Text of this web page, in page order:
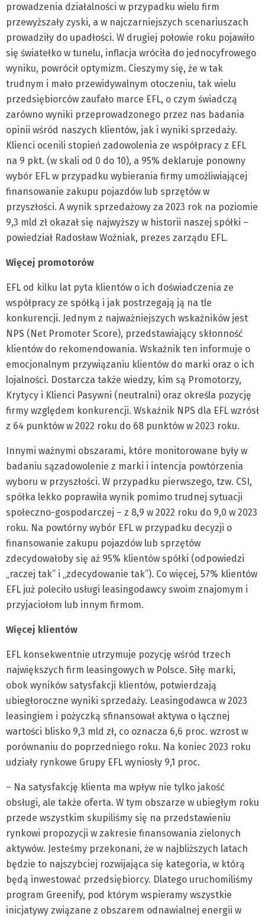
prowadzenia działalności w przypadku wielu firm
przewyższały zyski, a w najczarniejszych scenariuszach
prowadziły do upadłości. W drugiej połowie roku pojawiło
się światełko w tunelu, inflacja wróciła do jednocyfrowego
wyniku, powrócił optymizm. Cieszymy się, że w tak
trudnym i mało przewidywalnym otoczeniu, tak wielu
przedsiębiorców zaufało marce EFL, o czym świadczą
zarówno wyniki przeprowadzonego przez nas badania
opinii wśród naszych klientów, jak i wyniki sprzedaży.
Klienci ocenili stopień zadowolenia ze współpracy z EFL
na 9 pkt. (w skali od 0 do 10), a 95% deklaruje ponowny
wybór EFL w przypadku wybierania firmy umożliwiającej
finansowanie zakupu pojazdów lub sprzętów w
przyszłości. A wynik sprzedażowy za 2023 rok na poziomie
9,3 mld zł okazał się najwyższy w historii naszej spółki –
powiedział Radosław Woźniak, prezes zarządu EFL.
Więcej promotorów
EFL od kilku lat pyta klientów o ich doświadczenia ze
współpracy ze spółką i jak postrzegają ją na tle
konkurencji. Jednym z najważniejszych wskaźników jest
NPS (Net Promoter Score), przedstawiający skłonność
klientów do rekomendowania. Wskaźnik ten informuje o
emocjonalnym przywiązaniu klientów do marki oraz o ich
lojalności. Dostarcza także wiedzy, kim są Promotorzy,
Krytycy i Klienci Pasywni (neutralni) oraz określa pozycję
firmy względem konkurencji. Wskaźnik NPS dla EFL wzrósł
z 64 punktów w 2022 roku do 68 punktów w 2023 roku.
Innymi ważnymi obszarami, które monitorowane były w
badaniu sązadowolenie z marki i intencja powtórzenia
wyboru w przyszłości. W przypadku pierwszego, tzw. CSI,
spółka lekko poprawiła wynik pomimo trudnej sytuacji
społeczno-gospodarczej – z 8,9 w 2022 roku do 9,0 w 2023
roku. Na powtórny wybór EFL w przypadku decyzji o
finansowanie zakupu pojazdów lub sprzętów
zdecydowałoby się aż 95% klientów spółki (odpowiedzi
„raczej tak” i „zdecydowanie tak”). Co więcej, 57% klientów
EFL już poleciło usługi leasingodawcy swoim znajomym i
przyjaciołom lub innym firmom.
Więcej klientów
EFL konsekwentnie utrzymuje pozycję wśród trzech
największych firm leasingowych w Polsce. Siłę marki,
obok wyników satysfakcji klientów, potwierdzają
ubiegłoroczne wyniki sprzedaży. Leasingodawca w 2023
leasingiem i pożyczką sfinansował aktywa o łącznej
wartości blisko 9,3 mld zł, co oznacza 6,6 proc. wzrost w
porównaniu do poprzedniego roku. Na koniec 2023 roku
udziały rynkowe Grupy EFL wyniosły 9,1 proc.
– Na satysfakcję klienta ma wpływ nie tylko jakość
obsługi, ale także oferta. W tym obszarze w ubiegłym roku
przede wszystkim skupiliśmy się na przedstawieniu
rynkowi propozycji w zakresie finansowania zielonych
aktywów. Jesteśmy przekonani, że w najbliższych latach
będzie to najszybciej rozwijająca się kategoria, w którą
będą inwestować przedsiębiorcy. Dlatego uruchomiliśmy
program Greenify, pod którym wspieramy wszystkie
inicjatywy związane z obszarem odnawialnej energii w